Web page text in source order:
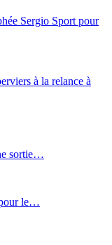
Sergio Sport pour
à la relance à
sortie…
le…